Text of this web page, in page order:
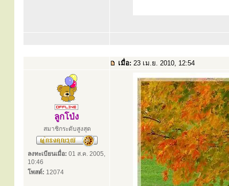
เมื่อ: 23 เม.ย. 2010, 12:54
ลูกโป่ง
สมาชิกระดับสูงสุด
ลงทะเบียนเมื่อ: 01 ส.ค. 2005,
10:46
โพสต์: 12074